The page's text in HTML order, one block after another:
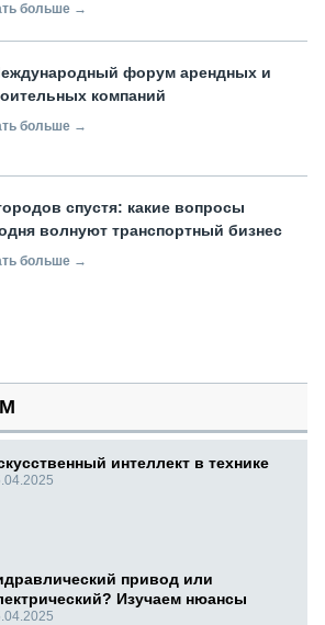
больше →
форум арендных и
компаний
больше →
спустя: какие вопросы
волнуют транспортный бизнес
больше →
интеллект в технике
привод или
Изучаем нюансы